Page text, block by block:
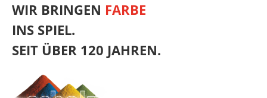
WIR BRINGEN FARBE
INS SPIEL.
SEIT ÜBER 120 JAHREN.